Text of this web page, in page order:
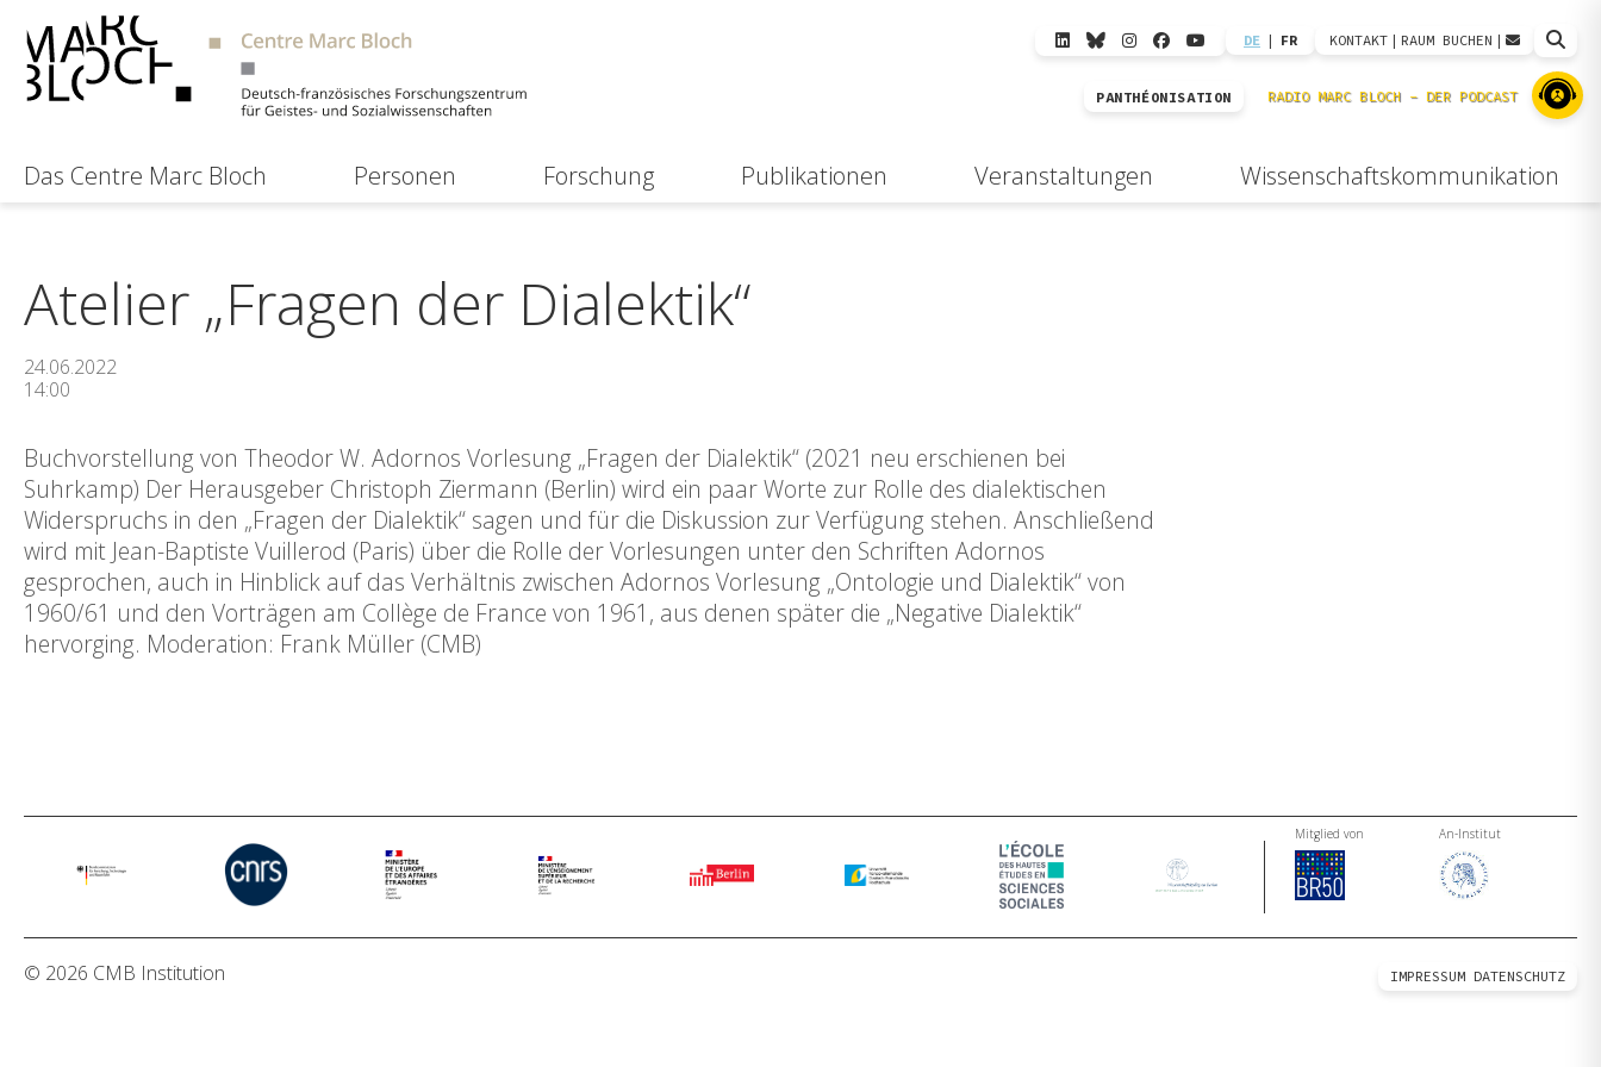
DE | FR KONTAKT | RAUM BUCHEN |
PANTHÉONISATION
Das Centre Marc Bloch Personen Forschung Publikationen Veranstaltungen Wissenschaftskommunikation
Atelier „Fragen der Dialektik“
24.06.2022
14:00
Buchvorstellung von Theodor W. Adornos Vorlesung „Fragen der Dialektik“ (2021 neu erschienen bei
Suhrkamp) Der Herausgeber Christoph Ziermann (Berlin) wird ein paar Worte zur Rolle des dialektischen
Widerspruchs in den „Fragen der Dialektik“ sagen und für die Diskussion zur Verfügung stehen. Anschließend
wird mit Jean-Baptiste Vuillerod (Paris) über die Rolle der Vorlesungen unter den Schriften Adornos
gesprochen, auch in Hinblick auf das Verhältnis zwischen Adornos Vorlesung „Ontologie und Dialektik“ von
1960/61 und den Vorträgen am Collège de France von 1961, aus denen später die „Negative Dialektik“
hervorging. Moderation: Frank Müller (CMB)
Mitglied von An-Institut
© 2026 CMB Institution IMPRESSUM DATENSCHUTZ